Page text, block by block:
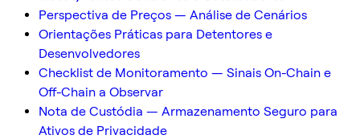
Perspectiva de Preços — Análise de Cenários
Orientações Práticas para Detentores e
Desenvolvedores
Checklist de Monitoramento — Sinais On-Chain e
Off-Chain a Observar
Nota de Custódia — Armazenamento Seguro para
Ativos de Privacidade